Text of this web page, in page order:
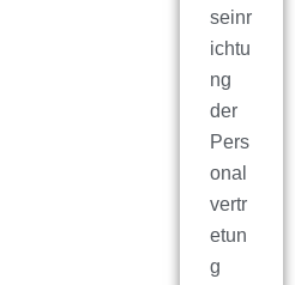
seinr
ichtu
ng
der
Pers
onal
vertr
etun
g